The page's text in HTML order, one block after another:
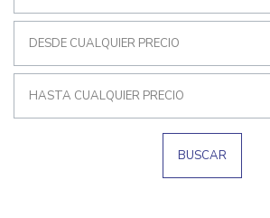
DESDE CUALQUIER PRECIO
HASTA CUALQUIER PRECIO
BUSCAR